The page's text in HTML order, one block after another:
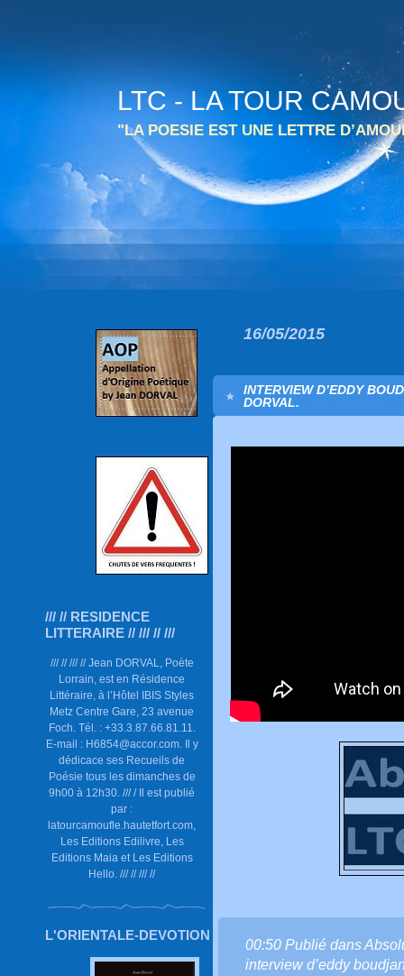
LTC - LA TOUR
"LA POESIE EST UNE LETTRE
/// // RESIDENCE
LITTERAIRE // /// // ///
/// // /// // Jean DORVAL, Poète
Lorrain, est en Résidence
Littéraire, à l’Hôtel IBIS Styles
Metz Centre Gare, 23 avenue
Foch. Tél. : +33.3.87.66.81.11.
E-mail : H6854@accor.com. Il y
dédicace ses Recueils de
Poésie tous les dimanches de
9h00 à 12h30. /// / Il est publié
par :
latourcamoufle.hautetfort.com,
Les Editions Edilivre, Les
Editions Maia et Les Editions
Hello. /// // /// //
L'ORIENTALE-DEVOTION
16/05/2015
INTERVIEW D’EDDY
DORVAL.
00:50 Publié dans
interview d’eddy